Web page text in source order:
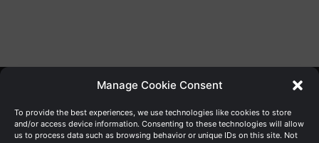
Manage Cookie Consent
To provide the best experiences, we use technologies like cookies to store
and/or access device information. Consenting to these technologies will allow
us to process data such as browsing behavior or unique IDs on this site. Not
Γενική Διεύθυνση Ανάπτυξης